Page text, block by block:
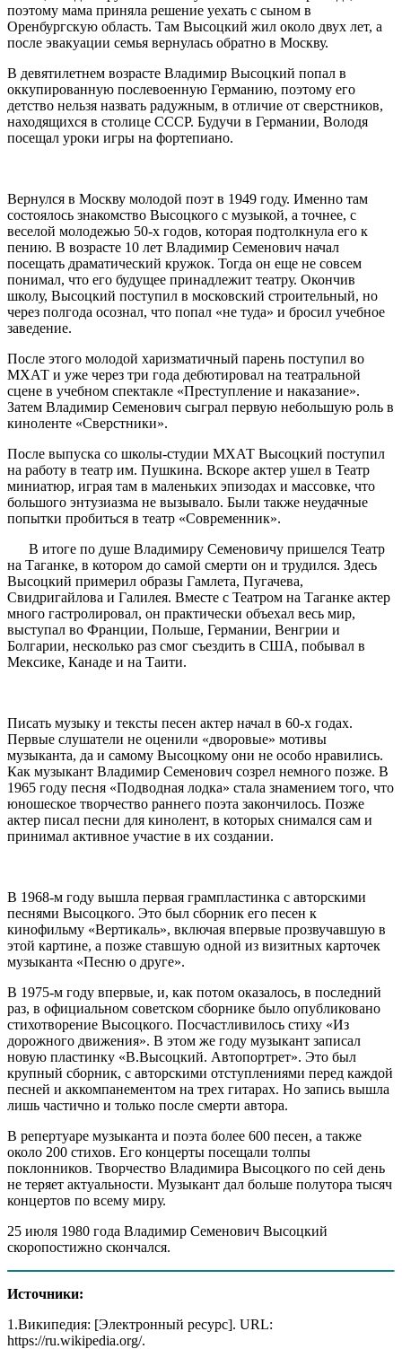
поэтому мама приняла решение уехать с сыном в
Оренбургскую область. Там Высоцкий жил около двух лет, а
после эвакуации семья вернулась обратно в Москву.
В девятилетнем возрасте Владимир Высоцкий попал в
оккупированную послевоенную Германию, поэтому его
детство нельзя назвать радужным, в отличие от сверстников,
находящихся в столице СССР. Будучи в Германии, Володя
посещал уроки игры на фортепиано.
Вернулся в Москву молодой поэт в 1949 году. Именно там
состоялось знакомство Высоцкого с музыкой, а точнее, с
веселой молодежью 50-х годов, которая подтолкнула его к
пению. В возрасте 10 лет Владимир Семенович начал
посещать драматический кружок. Тогда он еще не совсем
понимал, что его будущее принадлежит театру. Окончив
школу, Высоцкий поступил в московский строительный, но
через полгода осознал, что попал «не туда» и бросил учебное
заведение.
После этого молодой харизматичный парень поступил во
МХАТ и уже через три года дебютировал на театральной
сцене в учебном спектакле «Преступление и наказание».
Затем Владимир Семенович сыграл первую небольшую роль в
киноленте «Сверстники».
После выпуска со школы-студии МХАТ Высоцкий поступил
на работу в театр им. Пушкина. Вскоре актер ушел в Театр
миниатюр, играя там в маленьких эпизодах и массовке, что
большого энтузиазма не вызывало. Были также неудачные
попытки пробиться в театр «Современник».
В итоге по душе Владимиру Семеновичу пришелся Театр
на Таганке, в котором до самой смерти он и трудился. Здесь
Высоцкий примерил образы Гамлета, Пугачева,
Свидригайлова и Галилея. Вместе с Театром на Таганке актер
много гастролировал, он практически объехал весь мир,
выступал во Франции, Польше, Германии, Венгрии и
Болгарии, несколько раз смог съездить в США, побывал в
Мексике, Канаде и на Таити.
Писать музыку и тексты песен актер начал в 60-х годах.
Первые слушатели не оценили «дворовые» мотивы
музыканта, да и самому Высоцкому они не особо нравились.
Как музыкант Владимир Семенович созрел немного позже. В
1965 году песня «Подводная лодка» стала знамением того, что
юношеское творчество раннего поэта закончилось. Позже
актер писал песни для кинолент, в которых снимался сам и
принимал активное участие в их создании.
В 1968-м году вышла первая грампластинка с авторскими
песнями Высоцкого. Это был сборник его песен к
кинофильму «Вертикаль», включая впервые прозвучавшую в
этой картине, а позже ставшую одной из визитных карточек
музыканта «Песню о друге».
В 1975-м году впервые, и, как потом оказалось, в последний
раз, в официальном советском сборнике было опубликовано
стихотворение Высоцкого. Посчастливилось стиху «Из
дорожного движения». В этом же году музыкант записал
новую пластинку «В.Высоцкий. Автопортрет». Это был
крупный сборник, с авторскими отступлениями перед каждой
песней и аккомпанементом на трех гитарах. Но запись вышла
лишь частично и только после смерти автора.
В репертуаре музыканта и поэта более 600 песен, а также
около 200 стихов. Его концерты посещали толпы
поклонников. Творчество Владимира Высоцкого по сей день
не теряет актуальности. Музыкант дал больше полутора тысяч
концертов по всему миру.
25 июля 1980 года Владимир Семенович Высоцкий
скоропостижно скончался.
Источники:
1.Википедия: [Электронный ресурс]. URL:
https://ru.wikipedia.org/.